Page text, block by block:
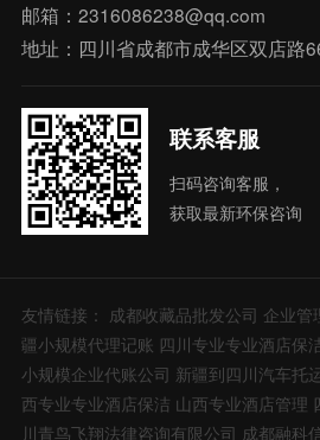
邮箱：2316086238@qq.com
地址：四川省成都市成华区双店路
联系客服
扫码咨询客服，
获取最新环保咨询
友情链接： 成都收藏品批发公司 企业管
疆小规模代理记账 四川专业专业酒店保
小规模企业代账公司 新疆到四川汽车托
西专业专业酒店保洁 山西专业酒店管理
川青鸟飞翔法律咨询有限公司 成都融科